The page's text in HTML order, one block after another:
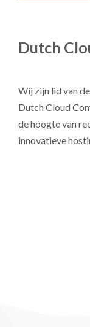
Dutch
Wij zijn lid van
Dutch Cloud
de hoogte van
innovatieve